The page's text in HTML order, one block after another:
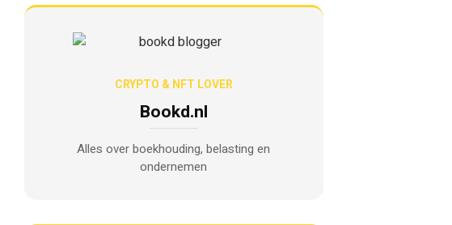
CRYPTO & NFT LOVER
Bookd.nl
Alles over boekhouding, belasting en
ondernemen